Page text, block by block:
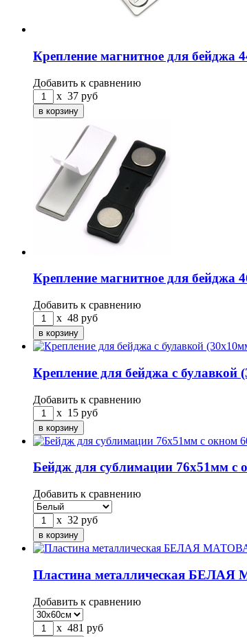
Крепление магнитное для бейджа
Добавить к сравнению
x 37 руб
Крепление магнитное для бейджа
Добавить к сравнению
x 48 руб
Крепление для бейджа с булавкой
Добавить к сравнению
x 15 руб
Бейдж для сублимации 76х51мм с
Добавить к сравнению
x 32 руб
Пластина металлическая
Добавить к сравнению
x 481 руб